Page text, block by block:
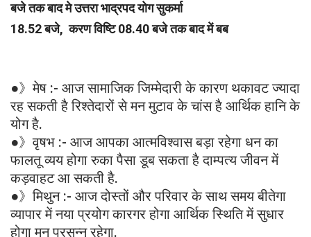
बजे तक बाद मे उत्तरा भाद्रपद योग सुकर्मा
18.52 बजे, करण विष्टि 08.40 बजे तक बाद में बब
●》मेष :- आज सामाजिक जिम्मेदारी के कारण थकावट ज्यादा
रह सकती है रिश्तेदारों से मन मुटाव के चांस है आर्थिक हानि के
योग है.
●》वृषभ :- आज आपका आत्मविश्वास बड़ा रहेगा धन का
फालतू व्यय होगा रुका पैसा डूब सकता है दाम्पत्य जीवन में
कड़वाहट आ सकती है.
●》मिथुन :- आज दोस्तों और परिवार के साथ समय बीतेगा
व्यापार में नया प्रयोग कारगर होगा आर्थिक स्थिति में सुधार
होगा मन प्रसन्न रहेगा.